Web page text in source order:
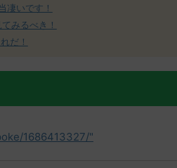
凄いです！
みるべき！
だ！
1686413327/"